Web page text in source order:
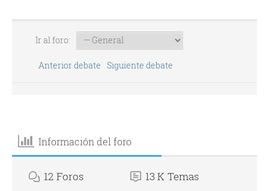
Ir al foro:
Anterior debate Siguiente debate
Información del foro
12 Foros 13 K Temas